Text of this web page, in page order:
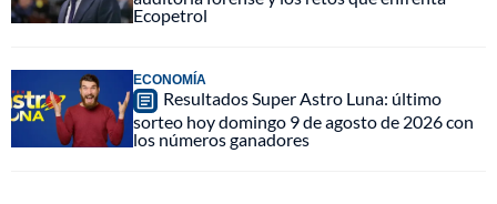
Ecopetrol
ECONOMÍA
Resultados Super Astro Luna: último
sorteo hoy domingo 9 de agosto de 2026 con
los números ganadores